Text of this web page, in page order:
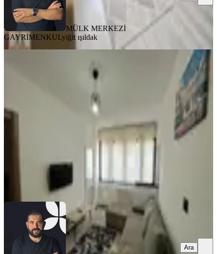
MÜLK MERKEZİ
GAYRİMENKULyiğit ışıldak
Faturalar Dahil│kat'da 1+1 Mobilyalı
Çankaya, Meşrutiyet Mahallesi
55 m²·
MÜLK MERKEZİ GAYRİMENKUL
Ara